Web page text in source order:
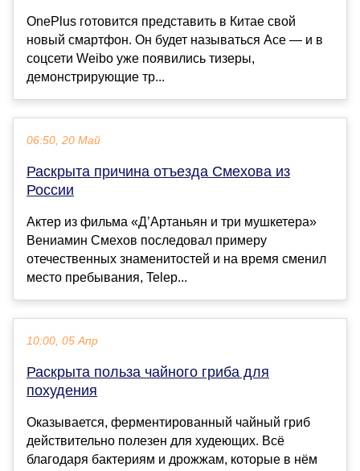
OnePlus готовится представить в Китае свой
новый смартфон. Он будет называться Ace — и в
соцсети Weibo уже появились тизеры,
демонстрирующие тр...
06:50, 20 Май
Раскрыта причина отъезда Смехова из
России
Актер из фильма «Д’Артаньян и три мушкетера»
Вениамин Смехов последовал примеру
отечественных знаменитостей и на время сменил
место пребывания, Telep...
10:00, 05 Апр
Раскрыта польза чайного гриба для
похудения
Оказывается, ферментированный чайный гриб
действительно полезен для худеющих. Всё
благодаря бактериям и дрожжам, которые в нём